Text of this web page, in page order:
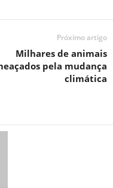
Próximo artigo
Milhares de animais
pela mudança
climática